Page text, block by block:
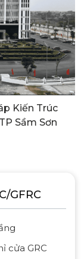
Kiến Trúc
Sầm Sơn
GFRC
cửa GRC